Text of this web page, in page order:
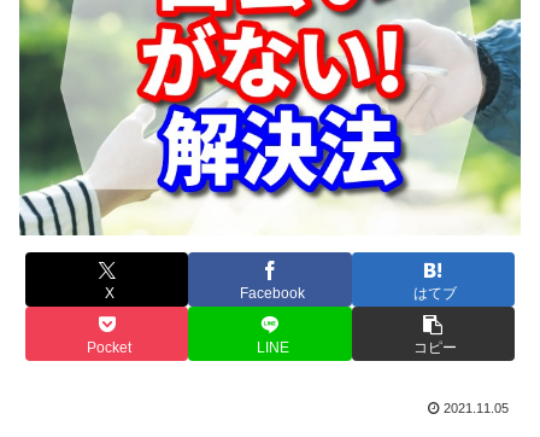
X Facebook はてブ
Pocket LINE コピー
2021.11.05